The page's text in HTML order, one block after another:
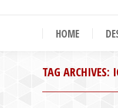
HOME
TAG ARCHIVES: